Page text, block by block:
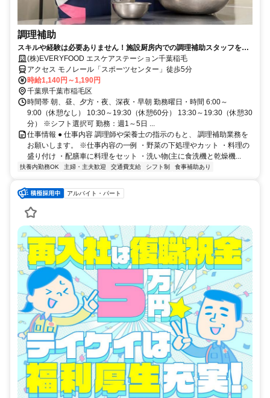
調理補助
スキルや経験は必要ありません！施設厨房内での調理補助スタッフを大
募集！
(株)EVERYFOOD エスケアステーション千葉稲毛
アクセス モノレール「スポーツセンター」徒歩5分
時給1,140円～1,190円
千葉県千葉市稲毛区
時間帯 朝、昼、夕方・夜、深夜・早朝 勤務曜日・時間 6:00～
9:00（休憩なし） 10:30～19:30（休憩60分） 13:30～19:30（休憩30
分） ※シフト選択可 勤務：週1～5日 ...
仕事情報 ● 仕事内容 調理師や栄養士の指示のもと、 調理補助業務を
お願いします。 ※仕事内容の一例 ・野菜の下処理やカット ・料理の
盛り付け ・配膳車に料理をセット ・洗い物(主に食洗機と乾燥機...
扶養内勤務OK 主婦・主夫歓迎 交通費支給 シフト制 食事補助あり
アルバイト・パート